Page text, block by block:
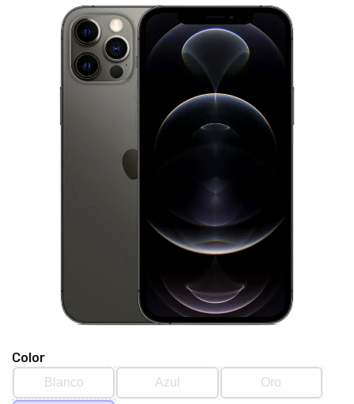
Color
Blanco Azul Oro